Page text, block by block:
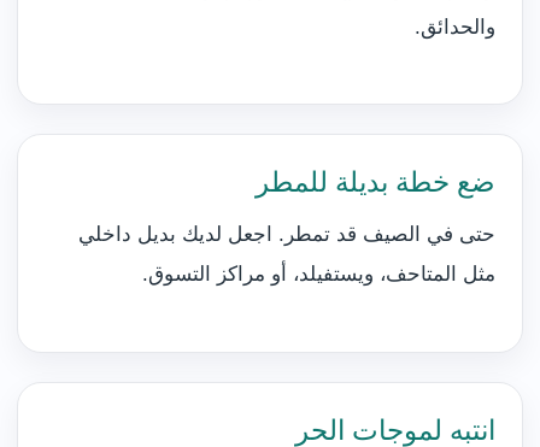
والحدائق.
ضع خطة بديلة للمطر
حتى في الصيف قد تمطر. اجعل لديك بديل داخلي
مثل المتاحف، ويستفيلد، أو مراكز التسوق.
انتبه لموجات الحر